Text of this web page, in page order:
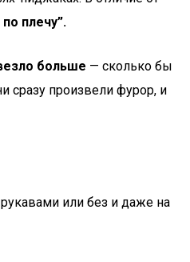
по плечу”.
больше — сколько бы
сразу произвели фурор, и
или без и даже на